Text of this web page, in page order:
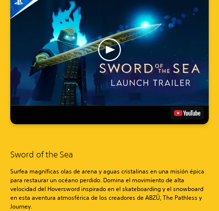
Sword of the Sea
Surfea magníficas olas de arena y aguas cristalinas en una misión épica
para restaurar un océano perdido. Domina el movimiento de alta
velocidad del Hoversword inspirado en el skateboarding y el snowboard
en esta aventura atmosférica de los creadores de ABZÛ, The Pathless y
Journey.